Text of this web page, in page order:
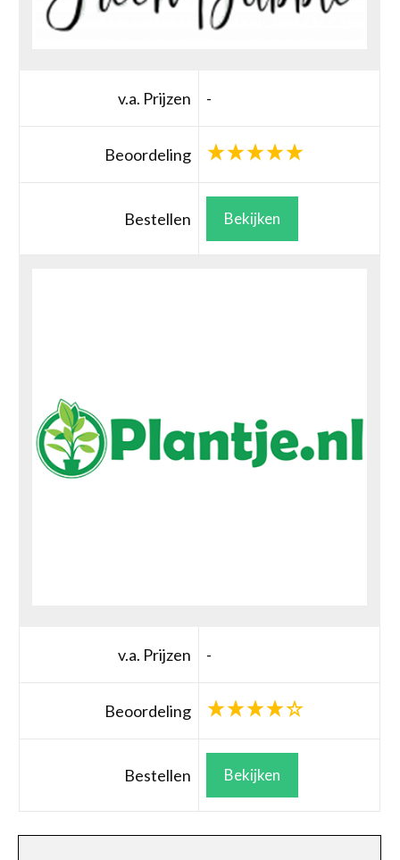
v.a. Prijzen -
Beoordeling
Bestellen Bekijken
v.a. Prijzen -
Beoordeling
Bestellen Bekijken